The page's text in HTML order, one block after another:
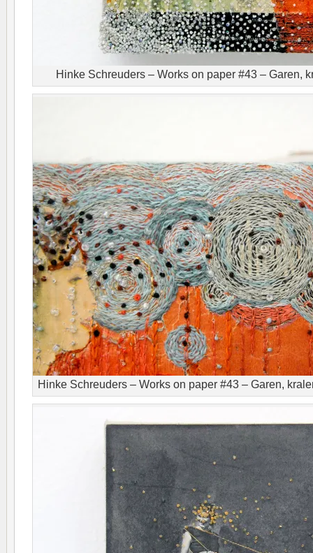
Hinke Schreuders – Works on paper #43 – Garen,
Hinke Schreuders – Works on paper #43 – Garen,